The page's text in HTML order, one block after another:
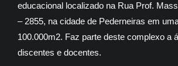
educacional localizado na Rua Prof.
– 2855, na cidade de Pederneiras em
100.000m2. Faz parte deste complexo a
discentes e docentes.